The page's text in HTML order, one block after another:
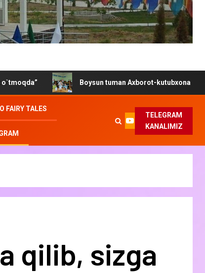
Boysun tuman Axborot-kutubxona markazida
FAIRY TALES
TELEGRAM
KANALIMIZ
qilib, sizga